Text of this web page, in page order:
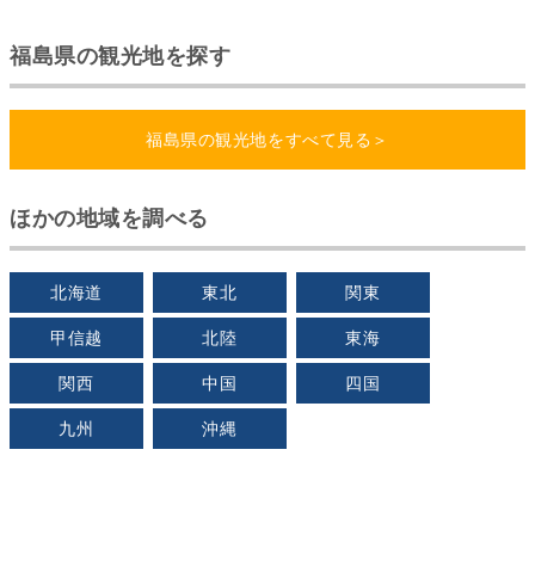
福島県の観光地を探す
福島県の観光地をすべて見る＞
ほかの地域を調べる
北海道 東北 関東
甲信越 北陸 東海
関西 中国 四国
九州 沖縄